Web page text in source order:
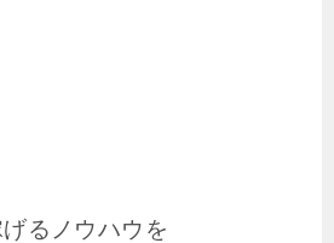
るノウハウを